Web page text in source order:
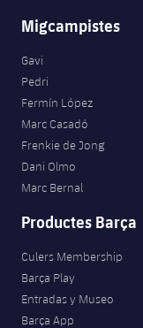
Migcampistes
Gavi
Pedri
Fermín López
Marc Casadó
Frenkie de Jong
Dani Olmo
Marc Bernal
Productes Barça
Culers Membership
Barça Play
Entradas y Museo
Barça App